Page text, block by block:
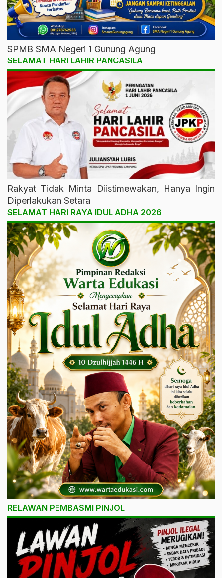
SPMB SMA Negeri 1 Gunung Agung
SELAMAT HARI LAHIR PANCASILA
Rakyat Tidak Minta Diistimewakan, Hanya Ingin
Diperlakukan Setara
SELAMAT HARI RAYA IDUL ADHA 2026
RELAWAN PEMBASMI PINJOL